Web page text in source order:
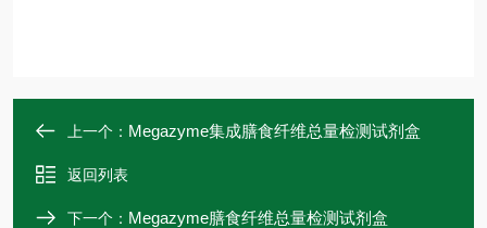
上一个： Megazyme集成膳食纤维总量检测试剂盒
返回列表
下一个： Megazyme膳食纤维总量检测试剂盒